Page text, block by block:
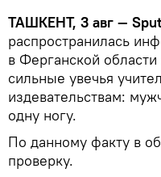
ТАШКЕНТ, 3 авг —
распространилась
в Ферганской
сильные увечья
издевательствам:
одну ногу.
По данному факту в
проверку.